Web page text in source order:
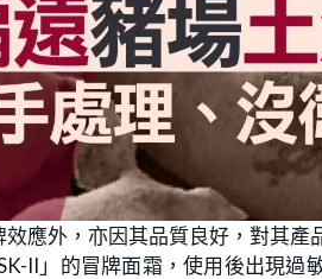
應外，亦因其品質良好，對其
II」的冒牌面霜，使用後出現過